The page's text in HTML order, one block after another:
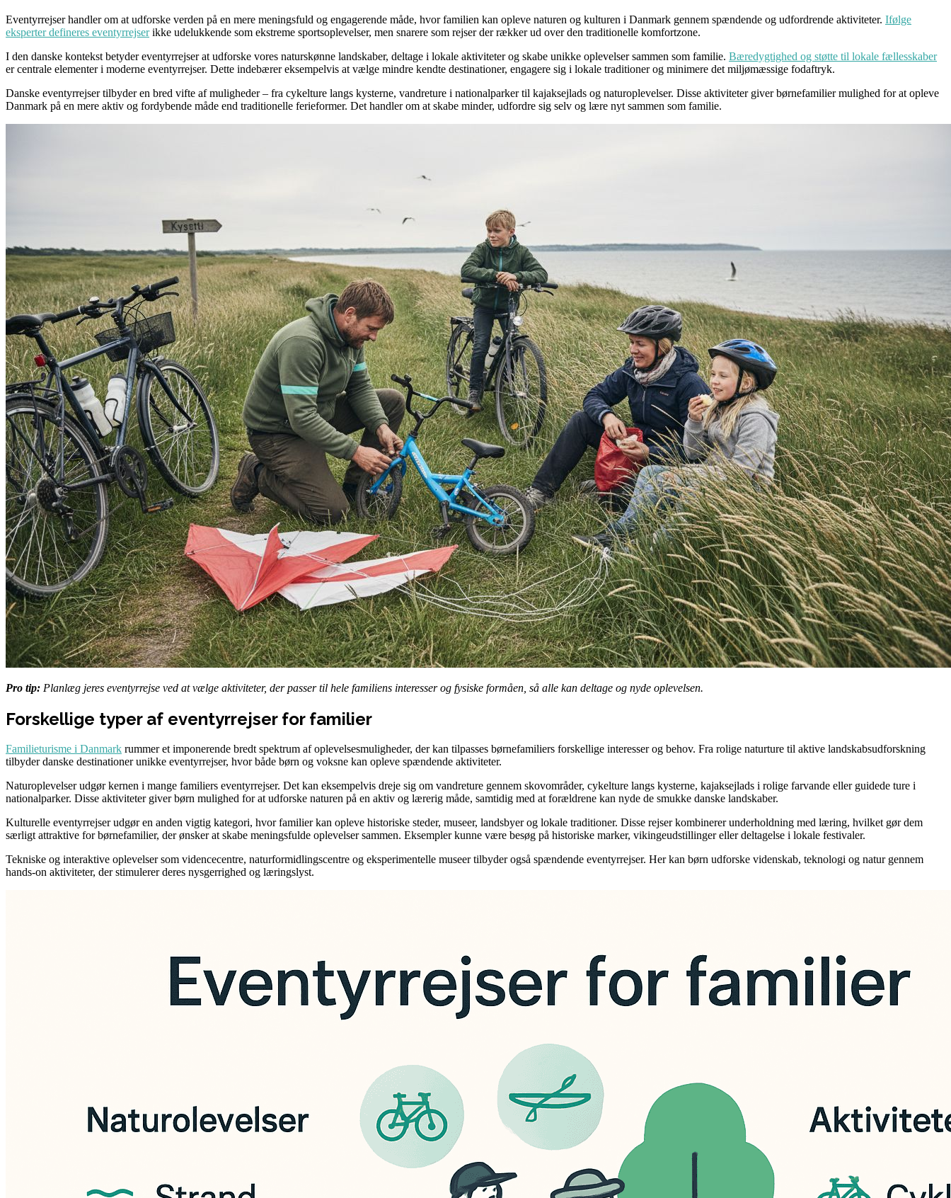
Eventyrrejser handler om at udforske verden på en mere meningsfuld og engagerende måde, hvor familien kan opleve naturen og kulturen i Danmark gennem spændende og udfordrende aktiviteter. Ifølge
eksperter defineres eventyrrejserikke udelukkende som ekstreme sportsoplevelser, men snarere som rejser der rækker ud over den traditionelle komfortzone.
I den danske kontekst betyder eventyrrejser at udforske vores naturskønne landskaber, deltage i lokale aktiviteter og skabe unikke oplevelser sammen som familie. Bæredygtighed og støtte til lokale fællesskaber
er centrale elementer i moderne eventyrrejser. Dette indebærer eksempelvis at vælge mindre kendte destinationer, engagere sig i lokale traditioner og minimere det miljømæssige fodaftryk.
Danske eventyrrejser tilbyder en bred vifte af muligheder – fra cykelture langs kysterne, vandreture i nationalparker til kajaksejlads og naturoplevelser. Disse aktiviteter giver børnefamilier mulighed for at opleve
Danmark på en mere aktiv og fordybende måde end traditionelle ferieformer. Det handler om at skabe minder, udfordre sig selv og lære nyt sammen som familie.
Pro tip: Planlæg jeres eventyrrejse ved at vælge aktiviteter, der passer til hele familiens interesser og fysiske formåen, så alle kan deltage og nyde oplevelsen.
Forskellige typer af eventyrrejser for familier
Familieturisme i Danmark rummer et imponerende bredt spektrum af oplevelsesmuligheder, der kan tilpasses børnefamiliers forskellige interesser og behov. Fra rolige naturture til aktive landskabsudforskning
tilbyder danske destinationer unikke eventyrrejser, hvor både børn og voksne kan opleve spændende aktiviteter.
Naturoplevelser udgør kernen i mange familiers eventyrrejser. Det kan eksempelvis dreje sig om vandreture gennem skovområder, cykelture langs kysterne, kajaksejlads i rolige farvande eller guidede ture i
nationalparker. Disse aktiviteter giver børn mulighed for at udforske naturen på en aktiv og lærerig måde, samtidig med at forældrene kan nyde de smukke danske landskaber.
Kulturelle eventyrrejser udgør en anden vigtig kategori, hvor familier kan opleve historiske steder, museer, landsbyer og lokale traditioner. Disse rejser kombinerer underholdning med læring, hvilket gør dem
særligt attraktive for børnefamilier, der ønsker at skabe meningsfulde oplevelser sammen. Eksempler kunne være besøg på historiske marker, vikingeudstillinger eller deltagelse i lokale festivaler.
Tekniske og interaktive oplevelser som videncecentre, naturformidlingscentre og eksperimentelle museer tilbyder også spændende eventyrrejser. Her kan børn udforske videnskab, teknologi og natur gennem
hands-on aktiviteter, der stimulerer deres nysgerrighed og læringslyst.